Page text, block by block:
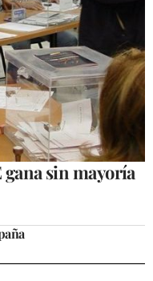
gana sin mayoría